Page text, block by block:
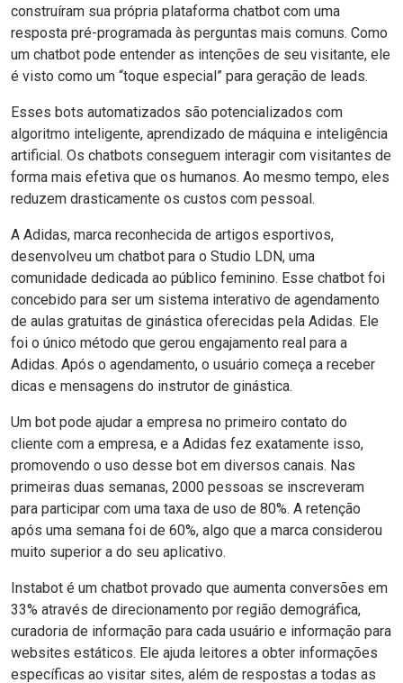
construíram sua própria plataforma chatbot com uma
resposta pré-programada às perguntas mais comuns. Como
um chatbot pode entender as intenções de seu visitante, ele
é visto como um “toque especial” para geração de leads.
Esses bots automatizados são potencializados com
algoritmo inteligente, aprendizado de máquina e inteligência
artificial . Os chatbots conseguem interagir com visitantes de
forma mais efetiva que os humanos. Ao mesmo tempo, eles
reduzem drasticamente os custos com pessoal.
A Adidas, marca reconhecida de artigos esportivos,
desenvolveu um chatbot para o Studio LDN, uma
comunidade dedicada ao público feminino. Esse chatbot foi
concebido para ser um sistema interativo de agendamento
de aulas gratuitas de ginástica oferecidas pela Adidas. Ele
foi o único método que gerou engajamento real para a
Adidas. Após o agendamento, o usuário começa a receber
dicas e mensagens do instrutor de ginástica.
Um bot pode ajudar a empresa no primeiro contato do
cliente com a empresa, e a Adidas fez exatamente isso,
promovendo o uso desse bot em diversos canais. Nas
primeiras duas semanas, 2000 pessoas se inscreveram
para participar com uma taxa de uso de 80%. A retenção
após uma semana foi de 60%, algo que a marca considerou
muito superior a do seu aplicativo.
Instabot é um chatbot provado que aumenta conversões em
33% através de direcionamento por região demográfica,
curadoria de informação para cada usuário e informação para
websites estáticos. Ele ajuda leitores a obter informações
específicas ao visitar sites, além de respostas a todas as